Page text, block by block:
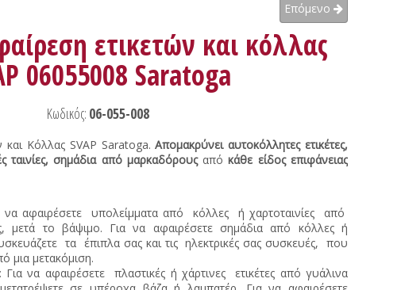
Επόμενο
ετικετών και κόλλας
06055008 Saratoga
Κωδικός: 06-055-008
και Κόλλας SVAP Saratoga.Απομακρύνει αυτοκόλλητες ετικέτες,
ταινίες, σημάδια από μαρκαδόρους απόκάθε είδος επιφάνειας
αφαιρέσετε υπολείμματα από κόλλες ή χαρτοταινίες από
μετά το βάψιμο. Για να αφαιρέσετε σημάδια από κόλλες ή
τα έπιπλα σας και τις ηλεκτρικές σας συσκευές, που
μια μετακόμιση.
Για να αφαιρέσετε πλαστικές ή χάρτινες ετικέτες από γυάλινα